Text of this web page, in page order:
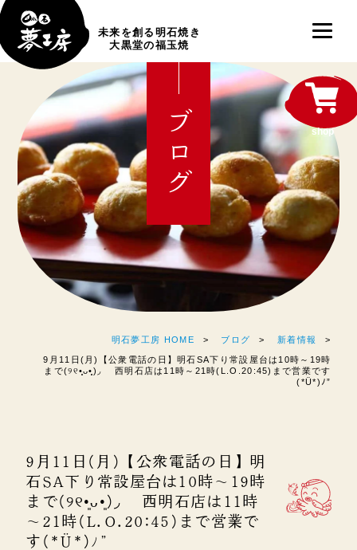
未来を創る明石焼き
大黒堂の福玉焼
ブログ
明石夢工房 HOME ブログ 新着情報
9月11日(月)【公衆電話の日】明石SA下り常設屋台は10時～19時
まで‎(୨୧•͈ᴗ•͈)◞ 西明石店は11時～21時(L.O.20:45)まで営業です
(*Ü*)ﾉ”
9月11日(月)【公衆電話の日】明
石SA下り常設屋台は10時～19時
まで‎(୨୧•͈ᴗ•͈)◞ 西明石店は11時
～21時(L.O.20:45)まで営業で
す(*Ü*)ﾉ”
shop